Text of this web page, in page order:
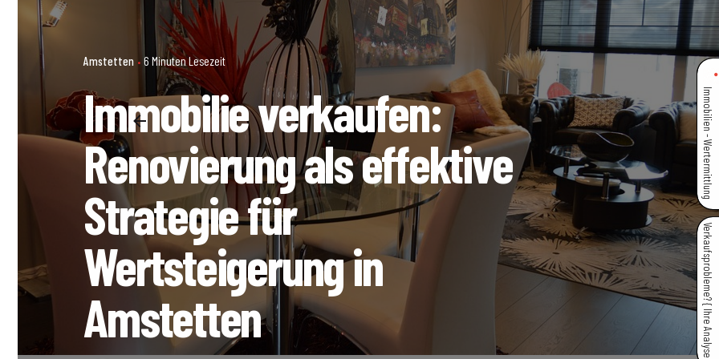
Amstetten 6 Minuten Lesezeit
Immobilie verkaufen:
Renovierung als effektive
Strategie für
Wertsteigerung in
Amstetten
Immobilien - Wertermittlung
Verkaufsprobleme? { Ihre Analyse }